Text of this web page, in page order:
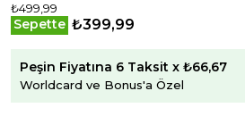
₺499,99
Sepette ₺399,99
Peşin Fiyatına 6 Taksit x ₺66,67
Worldcard ve Bonus'a Özel